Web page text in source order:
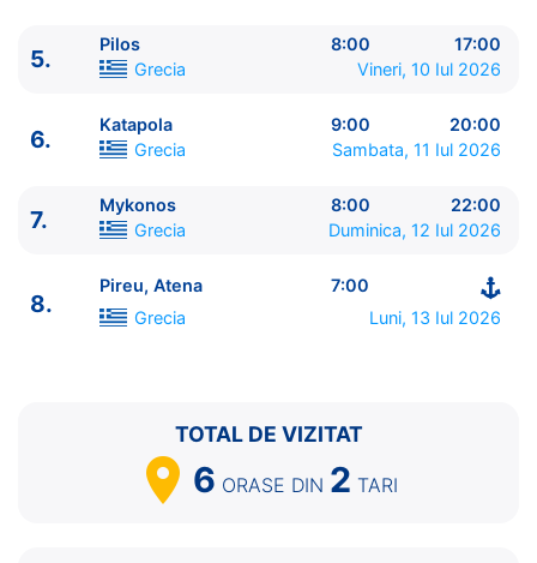
ITINERARIU
----------------------------------------
1. Pireu, Atena Grecia
⚓ - 20:00
Brindisi Italia
4.
Nydri Grecia
6.
Katapola Grecia
7. Mykonos Grecia
5.
Pilos 8:00
17:00
Grecia
Vineri, 10 Iul 2026
6.
Katapola 9:00
20:00
Grecia
Sambata, 11 Iul 2026
7.
Mykonos 8:00
22:00
Grecia
Duminica, 12 Iul 2026
8.
Pireu, Atena
7:00
Grecia
Luni, 13 Iul 2026
TOTAL DE VIZITAT
6 ORASE DIN 2 TARI